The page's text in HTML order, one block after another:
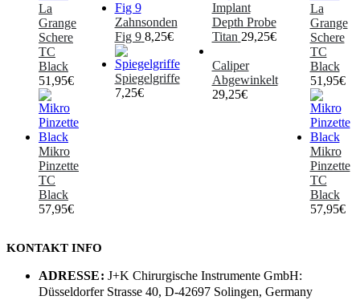
La
Grange
Schere
TC
Black
51,95€
Mikro
Pinzette
TC
Black
57,95€
Zahnsonden
Fig 9 8,25€
Spiegelgriffe
7,25€
Implant
Depth Probe
Titan 29,25€
Caliper
Abgewinkelt
29,25€
La
Grange
Schere
TC
Black
51,95€
Mikro
Pinzette
TC
Black
57,95€
KONTAKT INFO
ADRESSE: J+K Chirurgische Instrumente GmbH:
Düsseldorfer Strasse 40, D-42697 Solingen, Germany